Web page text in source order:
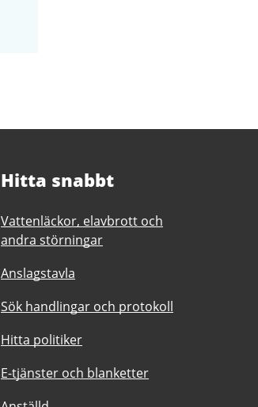
Hitta snabbt
Vattenläckor, elavbrott och
andra störningar
Anslagstavla
Sök handlingar och protokoll
Hitta politiker
E-tjänster och blanketter